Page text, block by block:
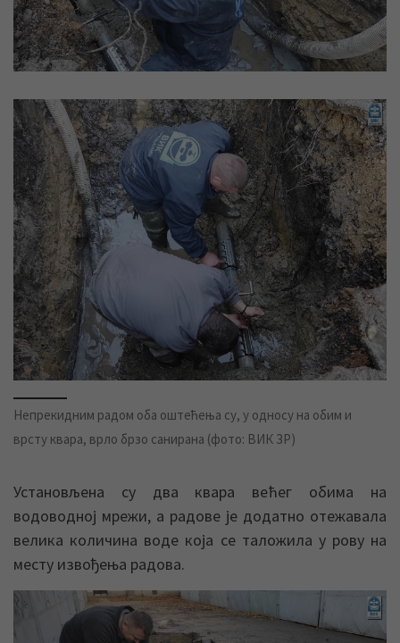
Непрекидним радом оба оштећења су, у односу на обим и
врсту квара, врло брзо санирана (фото: ВИК ЗР)
Установљена су два квара већег обима на
водоводној мрежи, а радове је додатно отежавала
велика количина воде која се таложила у рову на
месту извођења радова.